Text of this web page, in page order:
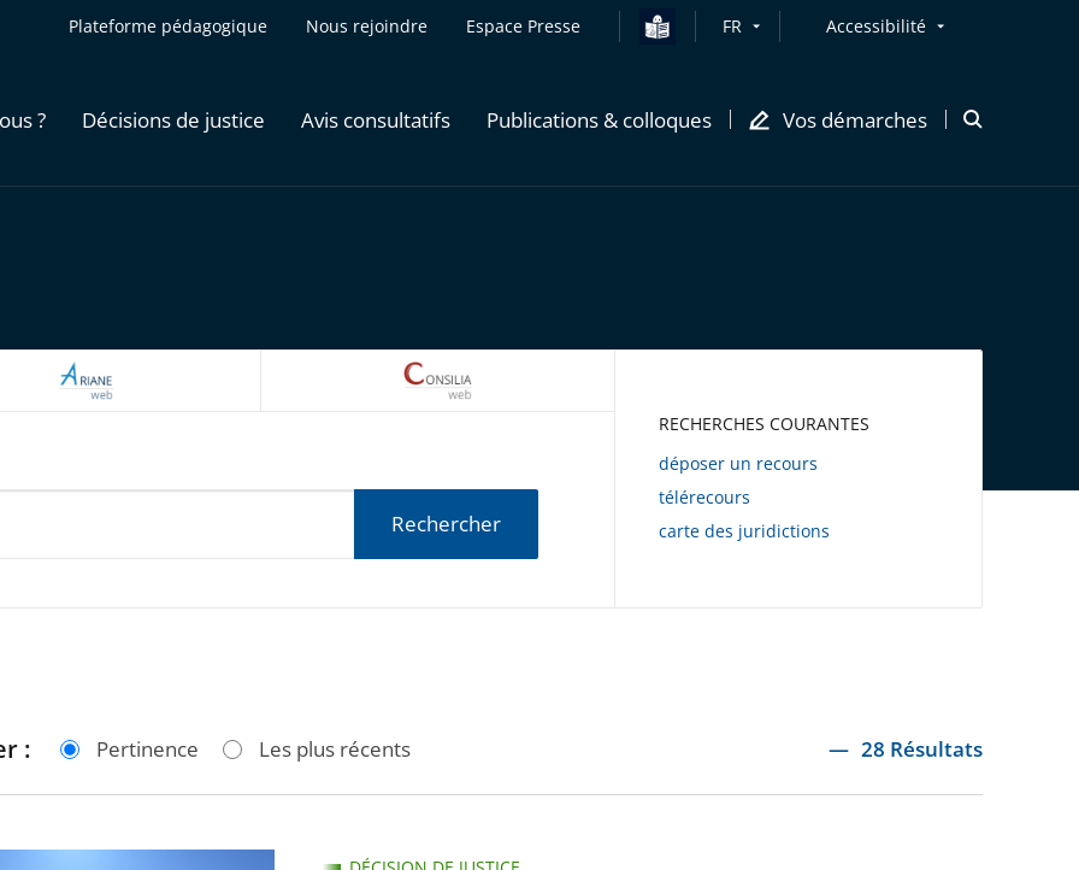
Plateforme pédagogique Nous rejoindre Espace Presse FR Accessibilité
? Décisions de justice Avis consultatifs Publications & colloques Vos démarches
Ouvrir
ARIANEWEB
Rechercher
RECHERCHES COURANTES
déposer un recours
télérecours
carte des juridictions
: Pertinence Les plus récents 28 Résultats